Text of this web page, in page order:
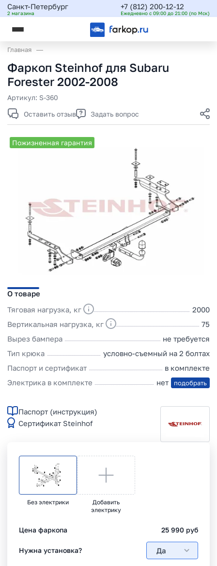
Санкт-Петербург
2 магазина
+7 (812) 200-12-12
Ежедневно с 09:00 до 21:00 (по Мск)
Главная
Фаркоп Steinhof для Subaru
Forester 2002-2008
Артикул: S-360
Оставить отзыв
Задать вопрос
Пожизненная гарантия
О товаре
Тяговая нагрузка, кг
2000
Вертикальная нагрузка, кг
75
Вырез бампера
не требуется
Тип крюка
условно-съемный на 2 болтах
Паспорт и сертификат
в комплекте
Электрика в комплекте
нет подобрать
Паспорт (инструкция)
Сертификат Steinhof
Без электрики
Добавить
электрику
Цена фаркопа 25 990 руб
Нужна установка? Да